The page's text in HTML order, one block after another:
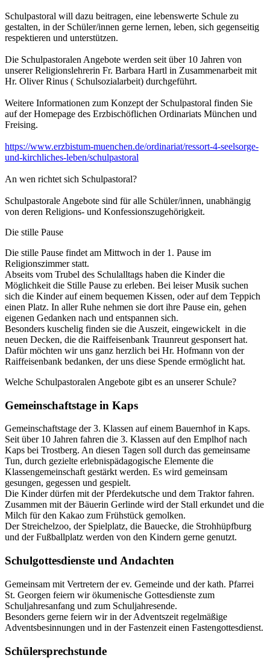
Schulpastoral will dazu beitragen, eine lebenswerte Schule zu
gestalten, in der Schüler/innen gerne lernen, leben, sich gegenseitig
respektieren und unterstützen.
Die Schulpastoralen Angebote werden seit über 10 Jahren von
unserer Religionslehrerin Fr. Barbara Hartl in Zusammenarbeit mit
Hr. Oliver Rinus ( Schulsozialarbeit) durchgeführt.
Weitere Informationen zum Konzept der Schulpastoral finden Sie
auf der Homepage des Erzbischöflichen Ordinariats München und
Freising.
https://www.erzbistum-muenchen.de/ordinariat/ressort-4-seelsorge-
und-kirchliches-leben/schulpastoral
An wen richtet sich Schulpastoral?
Schulpastorale Angebote sind für alle Schüler/innen, unabhängig
von deren Religions- und Konfessionszugehörigkeit.
Die stille Pause
Die stille Pause findet am Mittwoch in der 1. Pause im
Religionszimmer statt.
Abseits vom Trubel des Schulalltags haben die Kinder die
Möglichkeit die Stille Pause zu erleben. Bei leiser Musik suchen
sich die Kinder auf einem bequemen Kissen, oder auf dem Teppich
einen Platz. In aller Ruhe nehmen sie dort ihre Pause ein, gehen
eigenen Gedanken nach und entspannen sich.
Besonders kuschelig finden sie die Auszeit, eingewickelt in die
neuen Decken, die die Raiffeisenbank Traunreut gesponsert hat.
Dafür möchten wir uns ganz herzlich bei Hr. Hofmann von der
Raiffeisenbank bedanken, der uns diese Spende ermöglicht hat.
Welche Schulpastoralen Angebote gibt es an unserer Schule?
Gemeinschaftstage in Kaps
Gemeinschaftstage der 3. Klassen auf einem Bauernhof in Kaps.
Seit über 10 Jahren fahren die 3. Klassen auf den Emplhof nach
Kaps bei Trostberg. An diesen Tagen soll durch das gemeinsame
Tun, durch gezielte erlebnispädagogische Elemente die
Klassengemeinschaft gestärkt werden. Es wird gemeinsam
gesungen, gegessen und gespielt.
Die Kinder dürfen mit der Pferdekutsche und dem Traktor fahren.
Zusammen mit der Bäuerin Gerlinde wird der Stall erkundet und die
Milch für den Kakao zum Frühstück gemolken.
Der Streichelzoo, der Spielplatz, die Bauecke, die Strohhüpfburg
und der Fußballplatz werden von den Kindern gerne genutzt.
Schulgottesdienste und Andachten
Gemeinsam mit Vertretern der ev. Gemeinde und der kath. Pfarrei
St. Georgen feiern wir ökumenische Gottesdienste zum
Schuljahresanfang und zum Schuljahresende.
Besonders gerne feiern wir in der Adventszeit regelmäßige
Adventsbesinnungen und in der Fastenzeit einen Fastengottesdienst.
Schülersprechstunde